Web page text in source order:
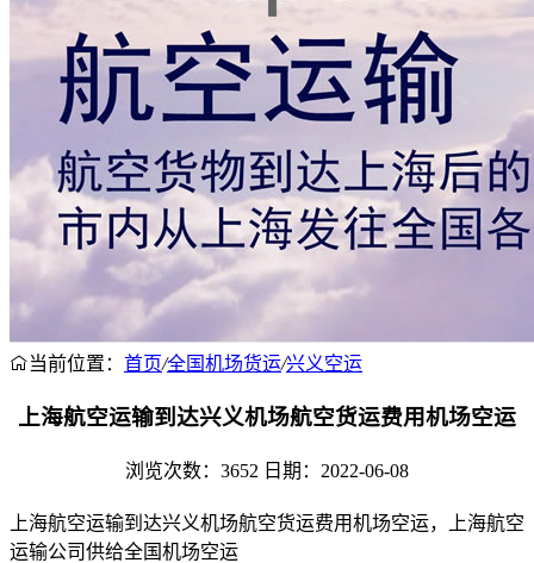
当前位置： 首页/全国机场货运/兴义空运
上海航空运输到达兴义机场航空货运费用机场空运
浏览次数：3652 日期：2022-06-08
上海航空运输到达兴义机场航空货运费用机场空运，上海航空
运输公司供给全国机场空运